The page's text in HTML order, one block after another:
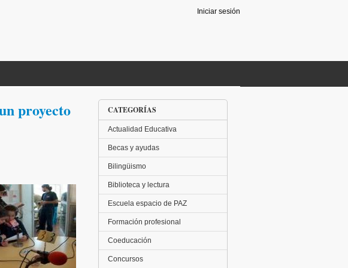
Iniciar sesión
proyecto
CATEGORÍAS
Actualidad Educativa
Becas y ayudas
Bilingüismo
Biblioteca y lectura
Escuela espacio de PAZ
Formación profesional
Coeducación
Concursos